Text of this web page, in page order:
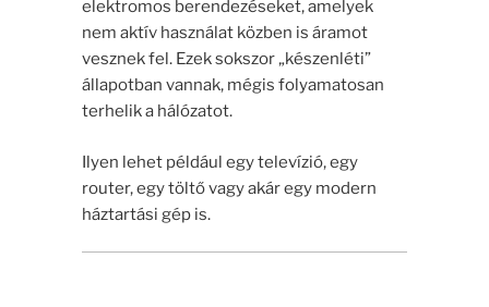
elektromos berendezéseket, amelyek
nem aktív használat közben is áramot
vesznek fel. Ezek sokszor „készenléti”
állapotban vannak, mégis folyamatosan
terhelik a hálózatot.
Ilyen lehet például egy televízió, egy
router, egy töltő vagy akár egy modern
háztartási gép is.